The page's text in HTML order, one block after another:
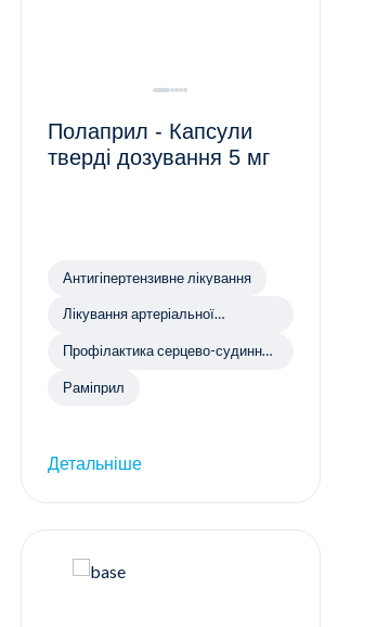
Полаприл - Капсули
тверді дозування 5 мг
Антигіпертензивне лікування
Лікування артеріальної
Профілактика серцево-судинних
Раміприл
Детальніше